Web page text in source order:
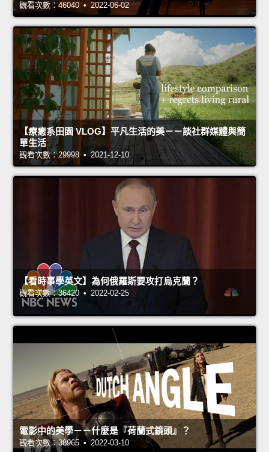
觀看次數：46040 • 2022-06-02
【療癒系田園 VLOG】平凡生活的美－－談社群媒體與簡
單生活
觀看次數：29998 • 2021-12-10
【看時事學英文】為何俄羅斯要攻打烏克蘭？
觀看次數：36420 • 2022-02-25
電影中的美學－－什麼是『荷蘭式鏡頭』？
觀看次數：38965 • 2022-03-10